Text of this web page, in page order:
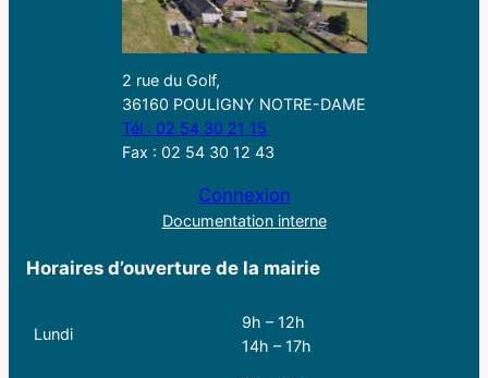
2 rue du Golf,
36160 POULIGNY NOTRE-DAME
Tél : 02 54 30 21 15
Fax : 02 54 30 12 43
Connexion
Documentation interne
Horaires d’ouverture de la mairie
Lundi
9h – 12h
14h – 17h